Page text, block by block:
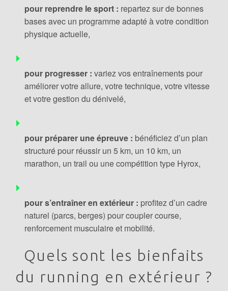
pour reprendre le sport : repartez sur de bonnes
bases avec un programme adapté à votre condition
physique actuelle,
pour progresser : variez vos entraînements pour
améliorer votre allure, votre technique, votre vitesse
et votre gestion du dénivelé,
pour préparer une épreuve : bénéficiez d’un plan
structuré pour réussir un 5 km, un 10 km, un
marathon, un trail ou une compétition type Hyrox,
pour s’entraîner en extérieur : profitez d’un cadre
naturel (parcs, berges) pour coupler course,
renforcement musculaire et mobilité.
Quels sont les bienfaits
du running en extérieur ?